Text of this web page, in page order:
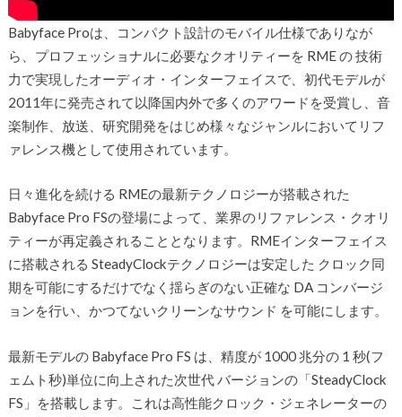
Babyface Proは、コンパクト設計のモバイル仕様でありなが
ら、プロフェッショナルに必要なクオリティーを RME の 技術
力で実現したオーディオ・インターフェイスで、初代モデルが
2011年に発売されて以降国内外で多くのアワードを受賞し、音
楽制作、放送、研究開発をはじめ様々なジャンルにおいてリフ
ァレンス機として使用されています。
日々進化を続ける RMEの最新テクノロジーが搭載された
Babyface Pro FSの登場によって、業界のリファレンス・クオリ
ティーが再定義されることとなります。RMEインターフェイス
に搭載される SteadyClockテクノロジーは安定した クロック同
期を可能にするだけでなく揺らぎのない正確な DA コンバージ
ョンを行い、かつてないクリーンなサウンド を可能にします。
最新モデルの Babyface Pro FS は、精度が 1000 兆分の 1 秒(フ
ェムト秒)単位に向上された次世代 バージョンの「SteadyClock
FS」を搭載します。これは高性能クロック・ジェネレーターの